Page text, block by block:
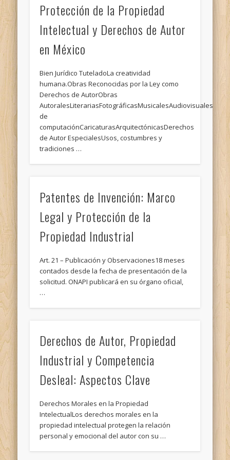
Protección de la Propiedad
Intelectual y Derechos de Autor
en México
Bien Jurídico TuteladoLa creatividad
humana.Obras Reconocidas por la Ley como
Derechos de AutorObras
de
computaciónCaricaturasArquitectónicasDerechos
de Autor EspecialesUsos, costumbres y
tradiciones …
Patentes de Invención: Marco
Legal y Protección de la
Propiedad Industrial
Art. 21 – Publicación y Observaciones18 meses
contados desde la fecha de presentación de la
solicitud. ONAPI publicará en su órgano oficial,
…
Derechos de Autor, Propiedad
Industrial y Competencia
Desleal: Aspectos Clave
Derechos Morales en la Propiedad
IntelectualLos derechos morales en la
propiedad intelectual protegen la relación
personal y emocional del autor con su …